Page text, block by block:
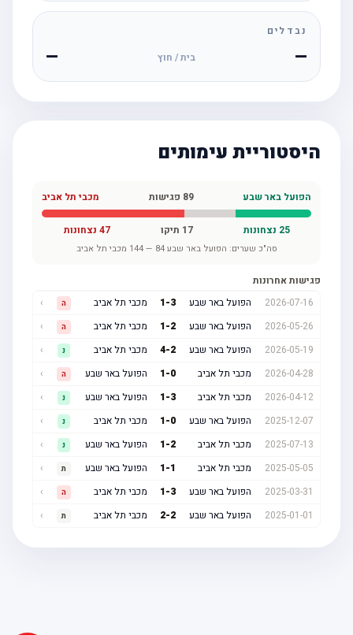
נבדלים
— בית / חוץ —
היסטוריית עימותים
הפועל באר שבע 89פגישות מכבי תל אביב
25נצחונות 17תיקו 47נצחונות
סה"כ שערים:הפועל באר שבע 84
—
144מכבי תל אביב
פגישות אחרונות
2026-07-16
הפועל באר שבע 1 מכבי תל אביב
2026-05-26
הפועל באר שבע 1 מכבי תל אביב
2026-05-19
הפועל באר שבע 4 מכבי תל אביב
2026-04-28
מכבי תל אביב 1 הפועל באר שבע
2026-04-12
מכבי תל אביב 1 הפועל באר שבע
2025-12-07
הפועל באר שבע 1 מכבי תל אביב
2025-07-13
מכבי תל אביב 1 הפועל באר שבע
2025-05-05
מכבי תל אביב 1 הפועל באר שבע
2025-03-31
הפועל באר שבע 1 מכבי תל אביב
2025-01-01
הפועל באר שבע 2 מכבי תל אביב